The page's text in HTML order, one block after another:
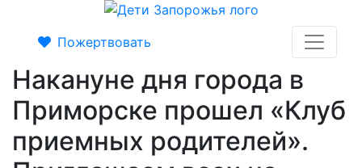
Пожертвовать
Накануне дня города в
Приморске прошел «Клуб
приемных родителей».